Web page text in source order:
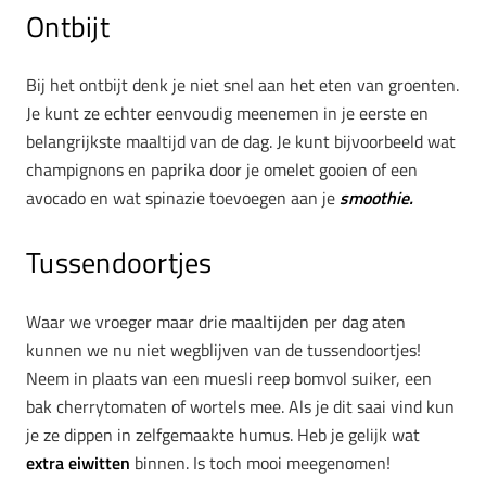
Ontbijt
Bij het ontbijt denk je niet snel aan het eten van groenten.
Je kunt ze echter eenvoudig meenemen in je eerste en
belangrijkste maaltijd van de dag. Je kunt bijvoorbeeld wat
champignons en paprika door je omelet gooien of een
avocado en wat spinazie toevoegen aan je smoothie.
Tussendoortjes
Waar we vroeger maar drie maaltijden per dag aten
kunnen we nu niet wegblijven van de tussendoortjes!
Neem in plaats van een muesli reep bomvol suiker, een
bak cherrytomaten of wortels mee. Als je dit saai vind kun
je ze dippen in zelfgemaakte humus. Heb je gelijk wat
extra eiwitten binnen. Is toch mooi meegenomen!